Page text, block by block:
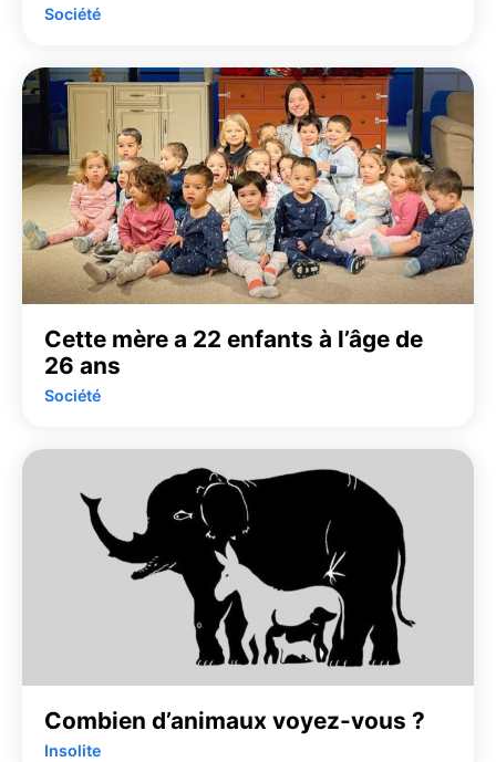
Société
Cette mère a 22 enfants à l’âge de
26 ans
Société
Combien d’animaux voyez-vous ?
Insolite